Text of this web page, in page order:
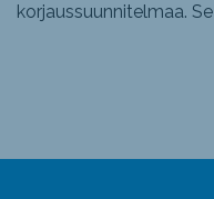
korjaussuunnitelmaa.